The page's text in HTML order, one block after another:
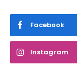
Facebook
Instagram